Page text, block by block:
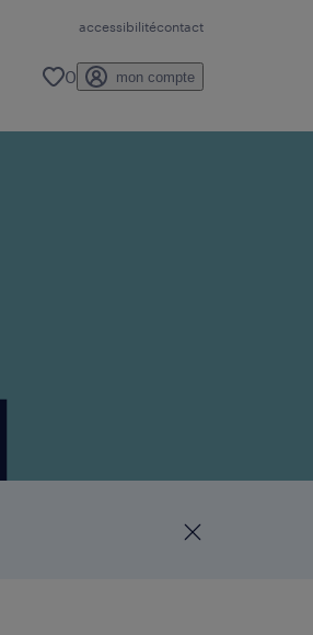
accessibilitécontact
0 mon compte